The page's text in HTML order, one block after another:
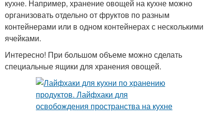
кухне. Например, хранение овощей на кухне можно
организовать отдельно от фруктов по разным
контейнерами или в одном контейнерах с несколькими
ячейками.
Интересно! При большом объеме можно сделать
специальные ящики для хранения овощей.